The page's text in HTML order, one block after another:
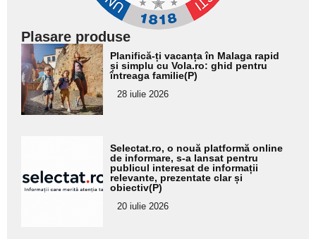
Plasare produse
Adaugă
aici textul
pentru
subtitlu
Planifică-ți vacanța în Malaga rapid
și simplu cu Vola.ro: ghid pentru
întreaga familie(P)
28 iulie 2026
pentru
subtitlu
Selectat.ro, o nouă platformă online
de informare, s-a lansat pentru
publicul interesat de informații
relevante, prezentate clar și
obiectiv(P)
20 iulie 2026